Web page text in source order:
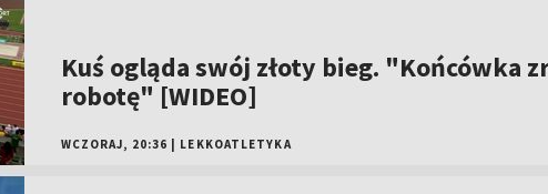
Kuś ogląda swój złoty bieg. "Końcówka
robotę" [WIDEO]
WCZORAJ, 20:36 LEKKOATLETYKA